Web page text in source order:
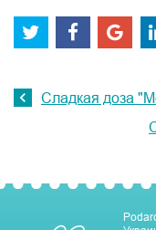
Сладкая доза